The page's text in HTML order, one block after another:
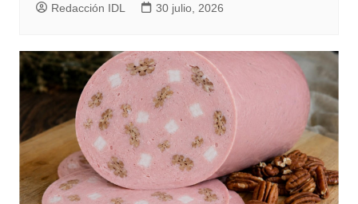
Redacción IDL 30 julio, 2026